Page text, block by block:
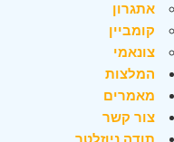
אתגרון
קומביין
צונאמי
המלצות
מאמרים
צור קשר
תודה ניוזלטר